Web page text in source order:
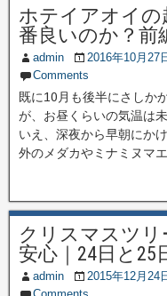
ホテイアオイの
番良いのか？前
admin 2016年10月27
Comments
既に10月も後半にさしか
が、お昼くらいの気温は
いえ、深夜から早朝にか
外のメダカやミナミヌマ
クリスマスツリ
安心｜24日と25
admin 2015年12月24